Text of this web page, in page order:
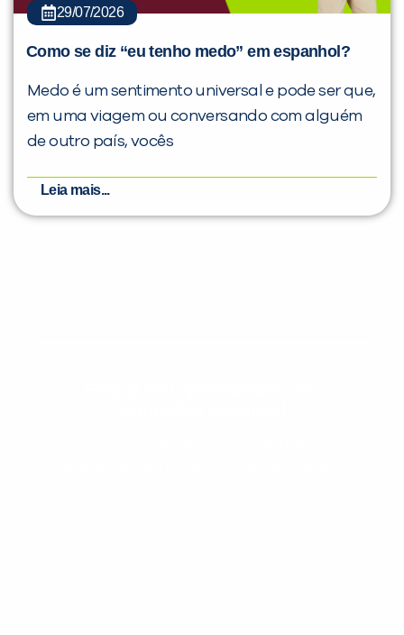
29/07/2026
Como se diz “eu tenho medo” em espanhol?
Medo é um sentimento universal e pode ser que,
em uma viagem ou conversando com alguém
de outro país, vocês
Leia mais...